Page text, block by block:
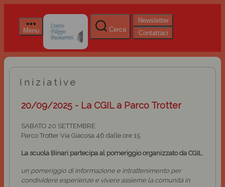
Menu Cerca
Newsletter
Contattaci
Iniziative
20/09/2025 - La CGIL a Parco Trotter
SABATO 20 SETTEMBRE
Parco Trotter Via Giacosa 46 dalle ore 15
La scuola Binari partecipa al pomeriggio organizzato da CGIL
un pomeriggio di informazione e intrattenimento per
condividere esperienze e vivere assieme la comunità in